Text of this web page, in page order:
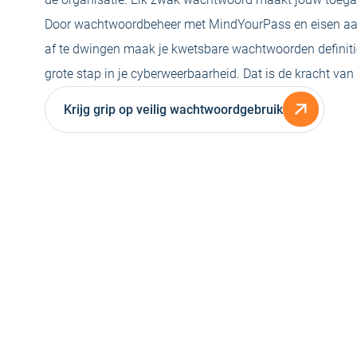
Door wachtwoordbeheer met MindYourPass en eisen
af te dwingen maak je kwetsbare wachtwoorden
grote stap in je cyberweerbaarheid. Dat is de kracht
Krijg grip op veilig wachtwoordgebruik